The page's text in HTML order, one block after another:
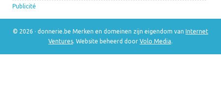
Publicité
© 2026 · donnerie.be Merken en domeinen zijn eigendom van Internet
Ventures. Website beheerd door Volo Media.